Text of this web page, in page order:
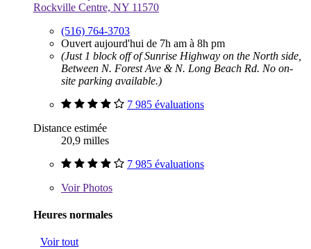
Rockville Centre, NY 11570
(516) 764-3703
Ouvert aujourd'hui de 7h am à 8h pm
(Just 1 block off of Sunrise Highway on the North side,
Between N. Forest Ave & N. Long Beach Rd. No on-
site parking available.)
7 985 évaluations
Distance estimée
20,9 milles
7 985 évaluations
VoirPhotos
Heures normales
Voir tout